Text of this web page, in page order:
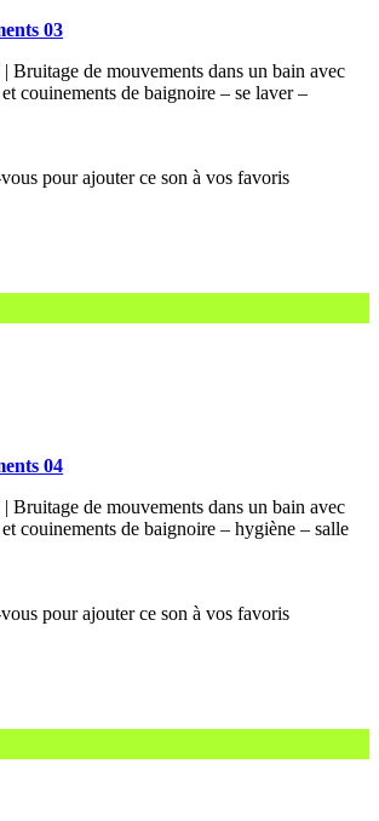
03
Bruitage de mouvements dans un bain avec
couinements de baignoire – se laver –
04
Bruitage de mouvements dans un bain avec
couinements de baignoire – hygiène – salle